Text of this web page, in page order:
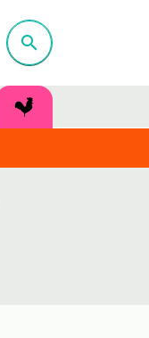
search
search